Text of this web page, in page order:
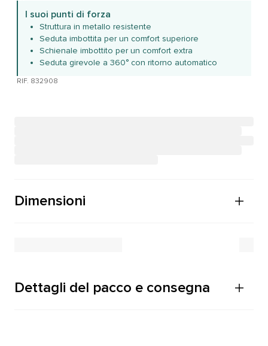
I suoi punti di forza
Struttura in metallo resistente
Seduta imbottita per un comfort superiore
Schienale imbottito per un comfort extra
Seduta girevole a 360° con ritorno automatico
RIF. 832908
Dimensioni
Dettagli del pacco e consegna